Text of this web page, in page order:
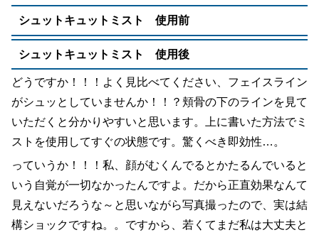
シュットキュットミスト 使用前
シュットキュットミスト 使用後
どうですか！！！よく見比べてください、フェイスライン
がシュッとしていませんか！！？頬骨の下のラインを見て
いただくと分かりやすいと思います。上に書いた方法でミ
ストを使用してすぐの状態です。驚くべき即効性…。
っていうか！！！私、顔がむくんでるとかたるんでいると
いう自覚が一切なかったんですよ。だから正直効果なんて
見えないだろうな～と思いながら写真撮ったので、実は結
構ショックですね。。ですから、若くてまだ私は大丈夫と